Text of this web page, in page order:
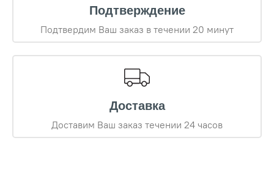
Подтверждение
Подтвердим Ваш заказ в течении 20 минут
Доставка
Доставим Ваш заказ течении 24 часов